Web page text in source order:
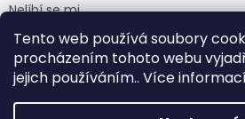
Tento web používá soubory
procházením tohoto webu
jejich používáním.. Více
Nelíbí se mi
Počet hlasů: 168
Vytvořil